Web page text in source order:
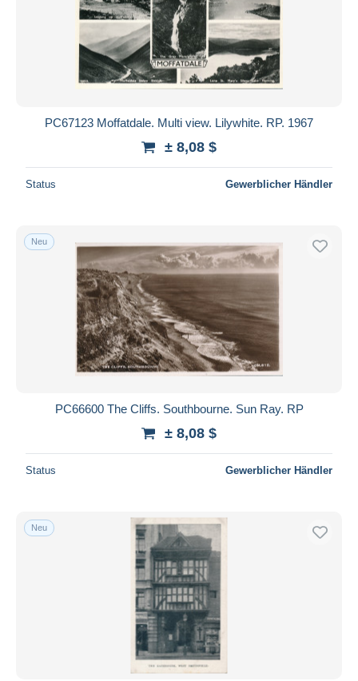
PC67123 Moffatdale. Multi view. Lilywhite. RP. 1967
± 8,08 $
Status Gewerblicher Händler
Neu
PC66600 The Cliffs. Southbourne. Sun Ray. RP
± 8,08 $
Status Gewerblicher Händler
Neu